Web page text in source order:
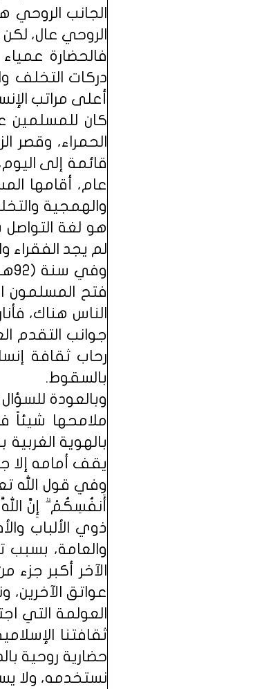
الجانب
الروحي عال،
فالحضارة
دركات التخلف
أعلى مراتب
كان للمسلمين
الحمراء، وقصر
قائمة إلى
عام، أقامها
والهمجية
هو لغة التواصل
لم يجد الفقراء
فتح المسلمون
الناس هناك،
جوانب التقدم
رحاب ثقافة
بالسقوط.
وبالعودة
ملامحها شيئاً
بالهوية
يقف أمامه إلا
وفي قول الله
ذوي الألباب
والعامة، بسبب
الآخر أكبر
عواتق
العولمة التي
ثقافتنا
حضارية روحية
نستخدمه، ولا